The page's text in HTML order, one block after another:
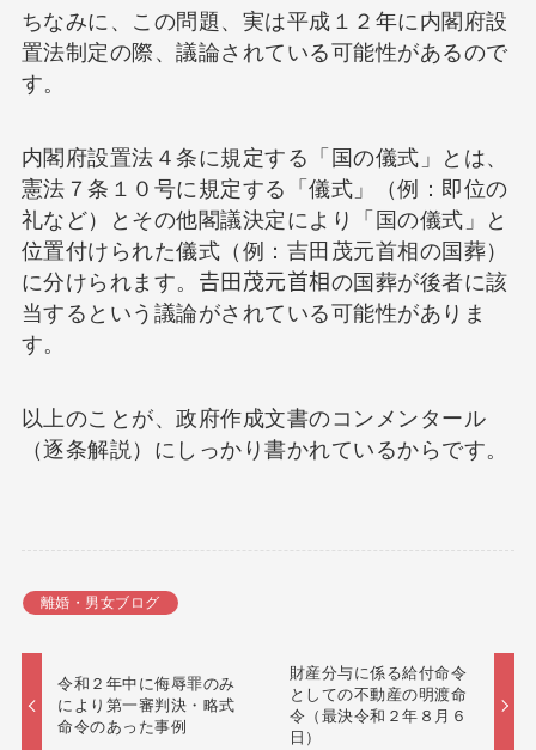
ちなみに、この問題、実は平成１２年に内閣府設
置法制定の際、議論されている可能性があるので
す。
内閣府設置法４条に規定する「国の儀式」とは、
憲法７条１０号に規定する「儀式」（例：即位の
礼など）とその他閣議決定により「国の儀式」と
位置付けられた儀式（例：吉田茂元首相の国葬）
に分けられます。𠮷田茂元首相の国葬が後者に該
当するという議論がされている可能性がありま
す。
以上のことが、政府作成文書のコンメンタール
（逐条解説）にしっかり書かれているからです。
離婚・男女ブログ
令和２年中に侮辱罪のみ
により第一審判決・略式
命令のあった事例
財産分与に係る給付命令
としての不動産の明渡命
令（最決令和２年８月６
日）